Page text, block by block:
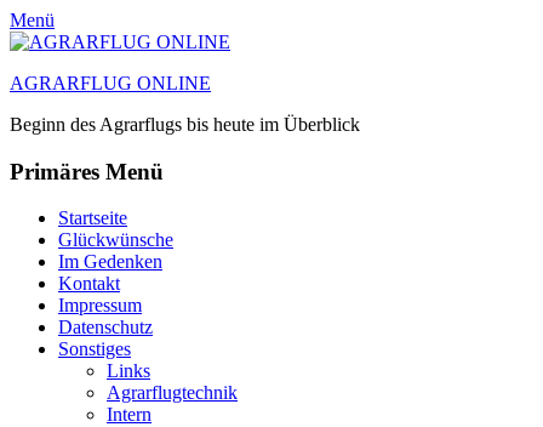
Menü
AGRARFLUG ONLINE
Beginn des Agrarflugs bis heute im Überblick
Primäres Menü
Zum
Inhalt
springen
Startseite
Glückwünsche
Im Gedenken
Kontakt
Impressum
Datenschutz
Sonstiges
Links
Agrarflugtechnik
Intern